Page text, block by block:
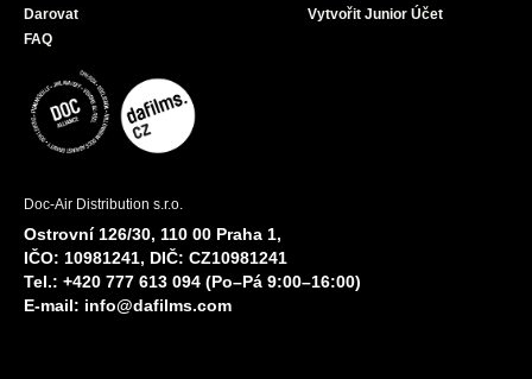
Darovat
FAQ
Vytvořit Junior Účet
Doc-Air Distribution s.r.o.
Ostrovní 126/30, 110 00 Praha 1,
IČO: 10981241, DIČ: CZ10981241
Tel.: +420 777 613 094 (Po–Pá 9:00–16:00)
E-mail: info@dafilms.com